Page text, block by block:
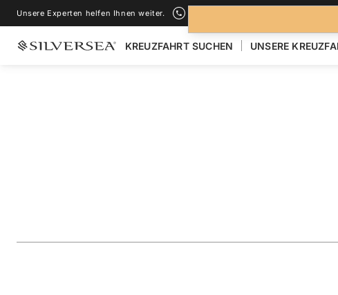
Unsere Experten helfen Ihnen weiter.
KREUZFAHRT SUCHEN UNSERE